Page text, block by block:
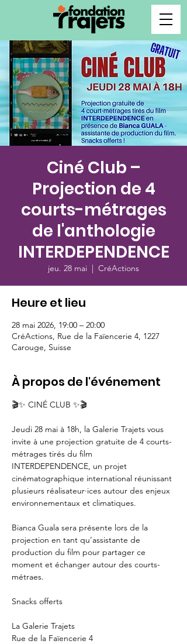
Ciné Club –
Projection de 4
courts-métrages
de l'anthologie
INTERDEPENDENCE
jeu. 28 mai
  |
CréActions
Heure et lieu
28 mai 2026, 19:00 – 20:00
CréActions, Rue de la Faïencerie 4, 1227
Carouge, Suisse
À propos de l'événement
🎬✨ CINÉ CLUB ✨🎬
Jeudi 28 mai à 18h, la Galerie Trajets vous
invite à une projection gratuite de 4 courts-
métrages tirés du film
INTERDEPENDENCE, un projet
cinématographique international réunissant
plusieurs réalisateur·ices autour des enjeux
environnementaux et climatiques.
Bianca Guala sera présente lors de la
projection en tant qu’assistante de
production du film pour partager ce
moment et échanger autour des courts-
métraes.
Snacks offerts
La Galerie Trajets
Rue de la Faïencerie 4